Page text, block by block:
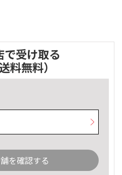
で受け取る
送料無料）
を確認する